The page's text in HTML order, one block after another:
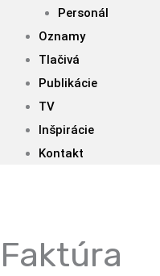
Personál
Oznamy
Tlačivá
Publikácie
TV
Inšpirácie
Kontakt
Faktúra